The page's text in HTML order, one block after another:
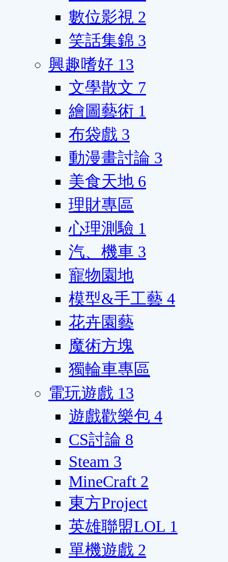
數位影視 2
笑話集錦 3
興趣嗜好 13
文學散文 7
繪圖藝術 1
布袋戲 3
動漫畫討論 3
美食天地 6
理財專區
心理測驗 1
汽、機車 3
寵物園地
模型&手工藝 4
花卉園藝
魔術方塊
獨輪車專區
電玩遊戲 13
遊戲歡樂包 4
CS討論 8
Steam 3
MineCraft 2
東方Project
英雄聯盟LOL 1
單機遊戲 2